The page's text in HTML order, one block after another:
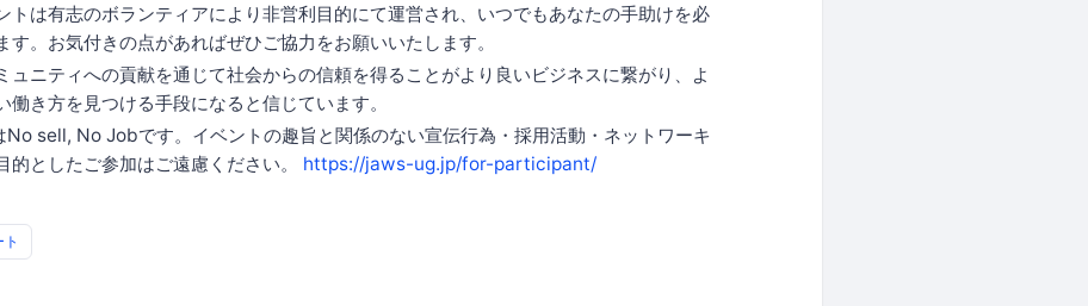
トは有志のボランティアにより非営利目的にて運営され、いつでもあなたの手助けを必
す。お気付きの点があればぜひご協力をお願いいたします。
ュニティへの貢献を通じて社会からの信頼を得ることがより良いビジネスに繋がり、よ
働き方を見つける手段になると信じています。
No sell, No Jobです。イベントの趣旨と関係のない宣伝行為・採用活動・ネットワーキ
的としたご参加はご遠慮ください。 https://jaws-ug.jp/for-participant/